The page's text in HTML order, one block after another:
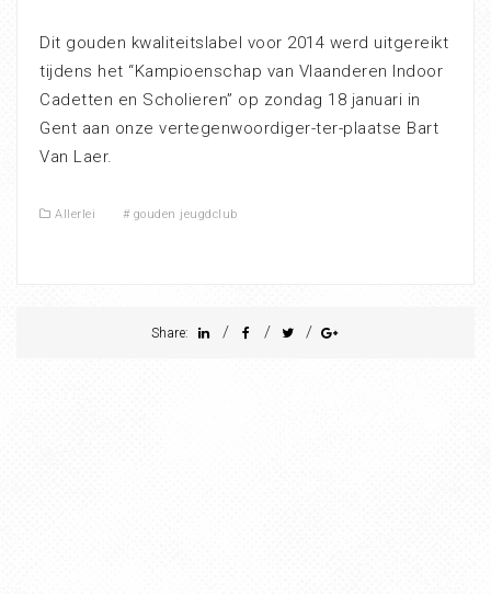
Dit gouden kwaliteitslabel voor 2014 werd uitgereikt
tijdens het “Kampioenschap van Vlaanderen Indoor
Cadetten en Scholieren” op zondag 18 januari in
Gent aan onze vertegenwoordiger-ter-plaatse Bart
Van Laer.
Allerlei # gouden jeugdclub
Share: / / /